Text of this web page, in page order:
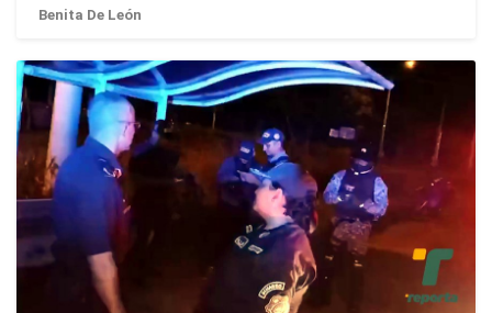
Benita De León